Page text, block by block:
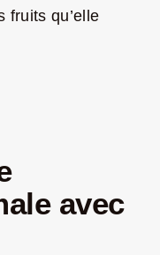
fruits qu’elle
avec